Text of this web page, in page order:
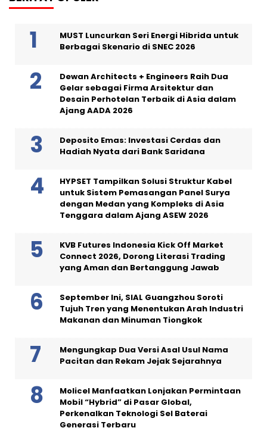
MUST Luncurkan Seri Energi Hibrida untuk
Berbagai Skenario di SNEC 2026
Dewan Architects + Engineers Raih Dua
Gelar sebagai Firma Arsitektur dan
Desain Perhotelan Terbaik di Asia dalam
Ajang AADA 2026
Deposito Emas: Investasi Cerdas dan
Hadiah Nyata dari Bank Saridana
HYPSET Tampilkan Solusi Struktur Kabel
untuk Sistem Pemasangan Panel Surya
dengan Medan yang Kompleks di Asia
Tenggara dalam Ajang ASEW 2026
KVB Futures Indonesia Kick Off Market
Connect 2026, Dorong Literasi Trading
yang Aman dan Bertanggung Jawab
September Ini, SIAL Guangzhou Soroti
Tujuh Tren yang Menentukan Arah Industri
Makanan dan Minuman Tiongkok
Mengungkap Dua Versi Asal Usul Nama
Pacitan dan Rekam Jejak Sejarahnya
Molicel Manfaatkan Lonjakan Permintaan
Mobil “Hybrid” di Pasar Global,
Perkenalkan Teknologi Sel Baterai
Generasi Terbaru